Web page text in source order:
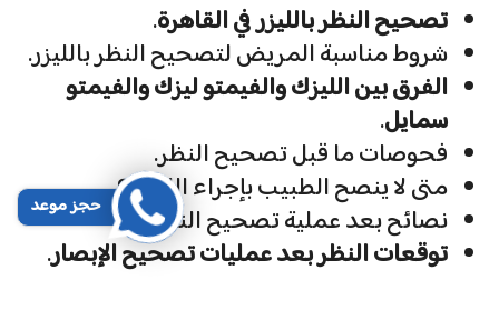
تصحيح النظر بالليزر في القاهرة.
شروط مناسبة المريض لتصحيح النظر بالليزر.
الفرق بين الليزك والفيمتو ليزك والفيمتو
سمايل.
فحوصات ما قبل تصحيح النظر.
متى لا ينصح الطبيب بإجراء الليزك؟
نصائح بعد عملية تصحيح النظر.
توقعات النظر بعد عمليات تصحيح الإبصار.
حجز موعد